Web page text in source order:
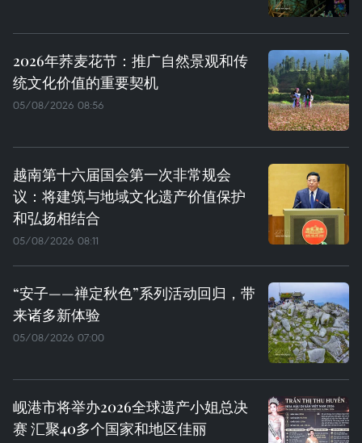
2026年荞麦花节：推广自然景观和传
统文化价值的重要契机
05/08/2026 08:56
越南第十六届国会第一次非常规会
议：将建筑与地域文化遗产价值保护
和弘扬相结合
05/08/2026 08:11
“安子——禅定秋色”系列活动回归，带
来诸多新体验
05/08/2026 07:00
岘港市将举办2026全球遗产小姐总决
赛 汇聚40多个国家和地区佳丽